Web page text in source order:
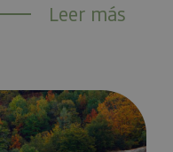
Leer más
despiertan en primavera